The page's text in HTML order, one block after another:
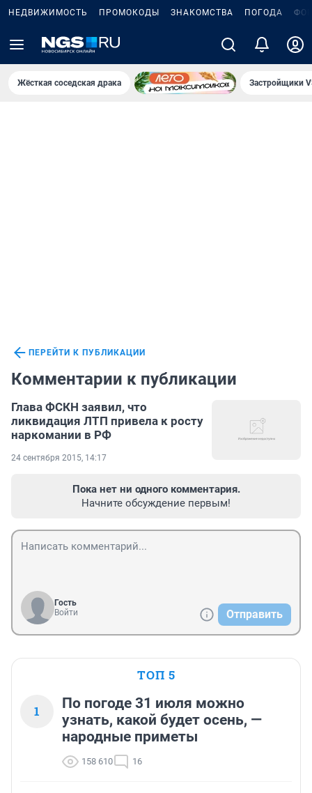
НЕДВИЖИМОСТЬ ПРОМОКОДЫ ЗНАКОМСТВА ПОГОДА
Жёсткая соседская драка Застройщики
ПЕРЕЙТИ К ПУБЛИКАЦИИ
Комментарии к публикации
Глава ФСКН заявил, что
ликвидация ЛТП привела к росту
наркомании в РФ
24 сентября 2015, 14:17
Пока нет ни одного комментария.
Начните обсуждение первым!
Гость
Войти
Отправить
ТОП 5
1
По погоде 31 июля можно
узнать, какой будет осень, —
народные приметы
158 610 16